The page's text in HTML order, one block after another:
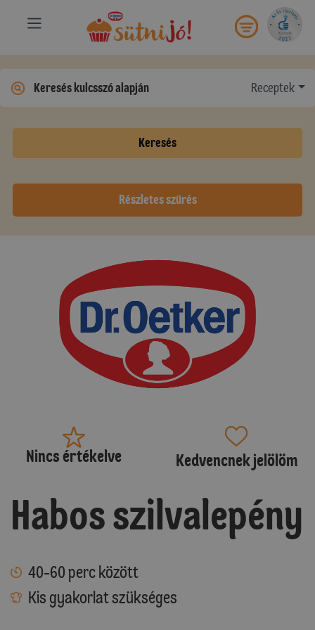
Receptek
Keresés
Részletes szűrés
Nincs értékelve Kedvencnek jelölöm
Habos szilvalepény
40-60 perc között
Kis gyakorlat szükséges